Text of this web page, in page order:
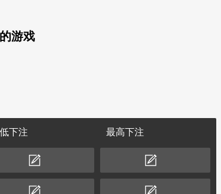
游戏
下注 最高下注